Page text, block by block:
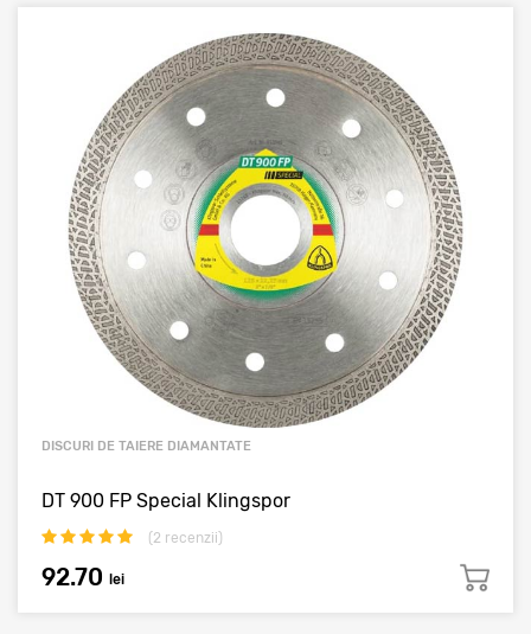
DISCURI DE TAIERE DIAMANTATE
DT 900 FP Special Klingspor
(2 recenzii)
92.70 lei